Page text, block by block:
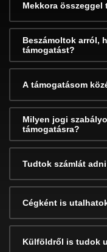
Mekkora
Beszámoltok arról,
támogatást?
A támogatásom
Milyen jogi
támogatásra?
Tudtok számlát
Cégként is
Külföldről is tudok